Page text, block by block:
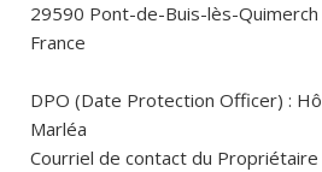
29590 Pont-de-Buis-lès-Quimerch
France
DPO (Date Protection Officer) :
Marléa
Courriel de contact du Propriétaire